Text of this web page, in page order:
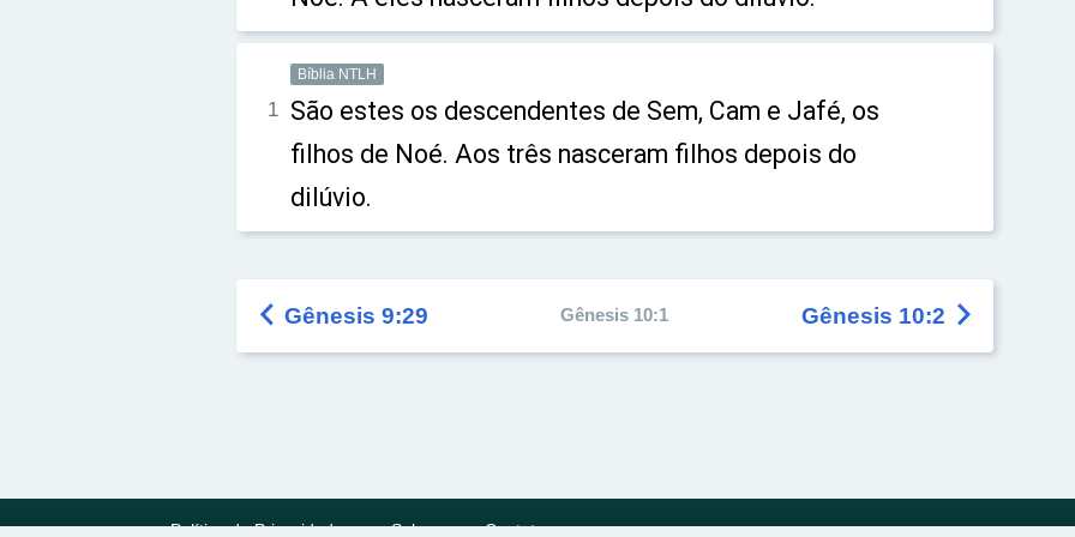
Bíblia NTLH
1 São estes os descendentes de Sem, Cam e Jafé, os
filhos de Noé. Aos três nasceram filhos depois do
dilúvio.
 Gênesis 9:29 Gênesis 10:1 Gênesis 10:2 
Política de Privacidade Sobre Contato